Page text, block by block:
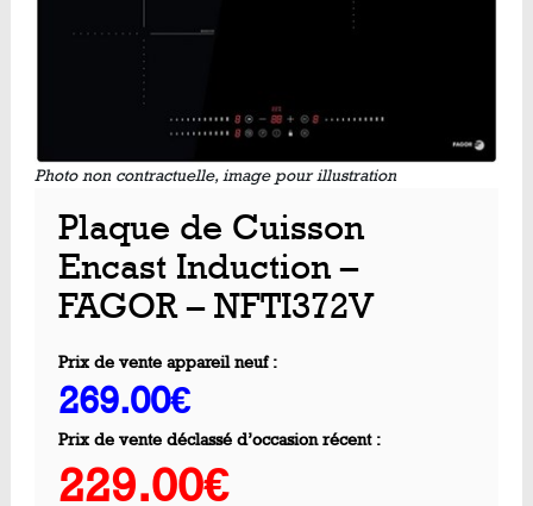
Photo non contractuelle, image pour illustration
Plaque de Cuisson
Encast Induction –
FAGOR – NFTI372V
Prix de vente appareil neuf :
269.00€
Prix de vente déclassé d’occasion récent :
229.00€